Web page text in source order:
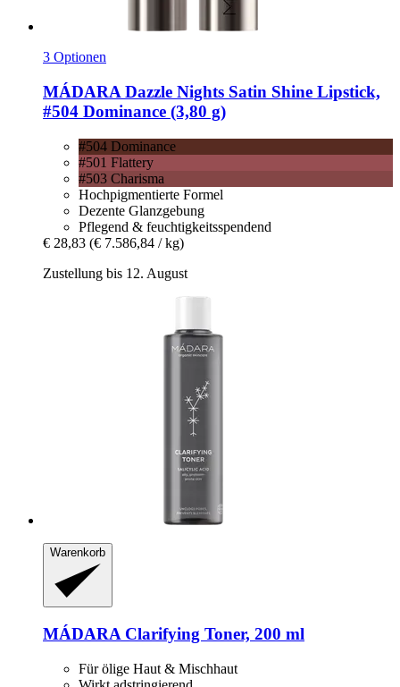
3 Optionen
MÁDARA Dazzle Nights Satin Shine Lipstick,
#504 Dominance (3,80 g)
#504 Dominance
#501 Flattery
#503 Charisma
Hochpigmentierte Formel
Dezente Glanzgebung
Pflegend & feuchtigkeitsspendend
€ 28,83 (€ 7.586,84 / kg)
Zustellung bis 12. August
Warenkorb
MÁDARA Clarifying Toner, 200 ml
Für ölige Haut & Mischhaut